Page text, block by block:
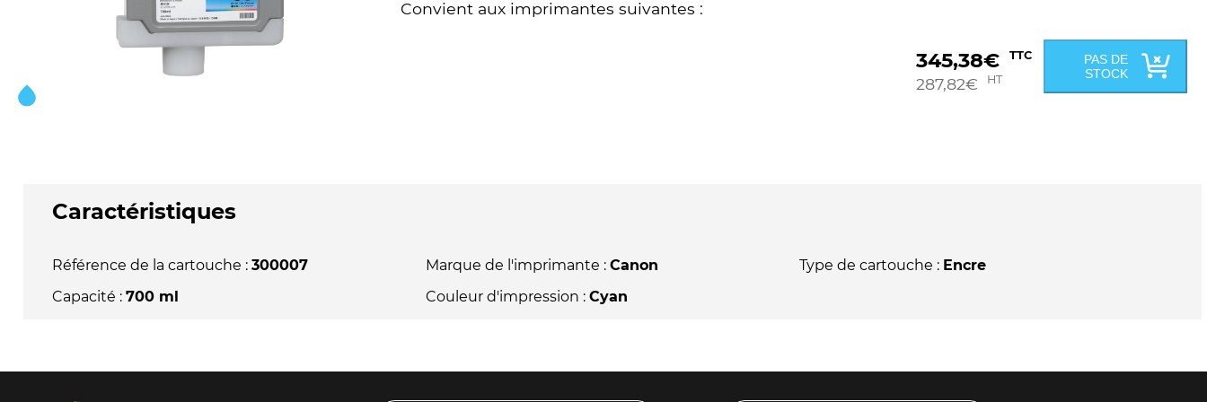
Convient aux imprimantes suivantes :
345,38€ TTC
287,82€ HT
PAS DE
STOCK
Caractéristiques
Référence de la cartouche : 300007
Capacité : 700 ml
Marque de l'imprimante : Canon
Couleur d'impression : Cyan
Type de cartouche : Encre